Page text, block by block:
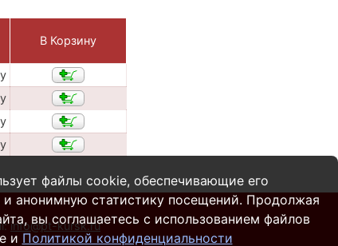
В Корзину
info@pt-kursk.ru
файлы cookie, обеспечивающие его
и анонимную статистику посещений. Продолжая
вы соглашаетесь с использованием файлов
и Политикой конфиденциальности